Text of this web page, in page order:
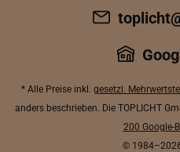
* Alle Preise inkl. gesetzl.
anders beschrieben. Die TOPLICHT
200 Google-
©